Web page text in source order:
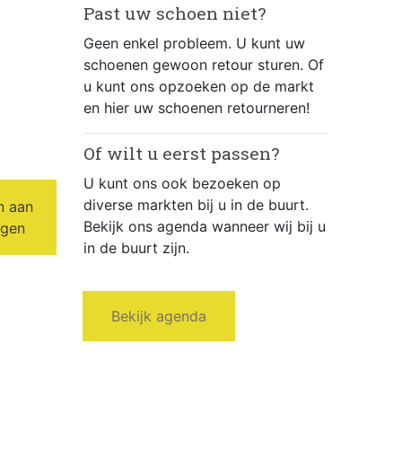
aan
Past uw schoen niet?
Geen enkel probleem. U kunt uw
schoenen gewoon retour sturen. Of
u kunt ons opzoeken op de markt
en hier uw schoenen retourneren!
Of wilt u eerst passen?
U kunt ons ook bezoeken op
diverse markten bij u in de buurt.
Bekijk ons agenda wanneer wij bij u
in de buurt zijn.
Bekijk agenda